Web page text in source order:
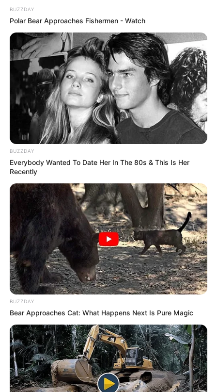
BUZZDAY
Polar Bear Approaches Fishermen - Watch
BUZZDAY
Everybody Wanted To Date Her In The 80s & This Is Her
Recently
BUZZDAY
Bear Approaches Cat: What Happens Next Is Pure Magic